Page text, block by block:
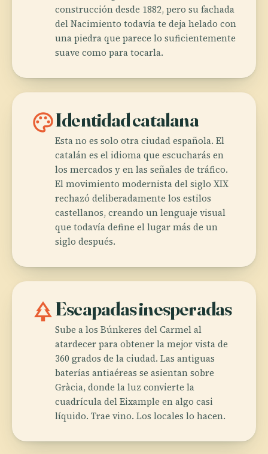
construcción desde 1882, pero su fachada
del Nacimiento todavía te deja helado con
una piedra que parece lo suficientemente
suave como para tocarla.
paletteIdentidad catalana
Esta no es solo otra ciudad española. El
catalán es el idioma que escucharás en
los mercados y en las señales de tráfico.
El movimiento modernista del siglo XIX
rechazó deliberadamente los estilos
castellanos, creando un lenguaje visual
que todavía define el lugar más de un
siglo después.
parkEscapadas inesperadas
Sube a los Búnkeres del Carmel al
atardecer para obtener la mejor vista de
360 grados de la ciudad. Las antiguas
baterías antiaéreas se asientan sobre
Gràcia, donde la luz convierte la
cuadrícula del Eixample en algo casi
líquido. Trae vino. Los locales lo hacen.